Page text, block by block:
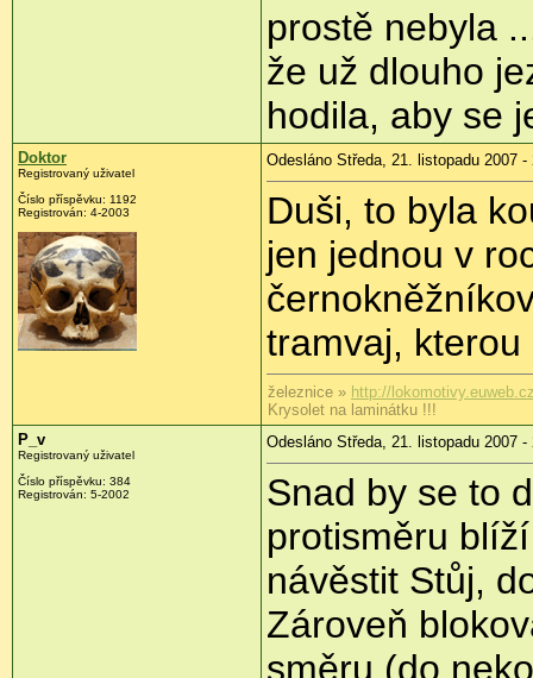
prostě nebyla
že už dlouho
hodila, aby se
Doktor
Registrovaný uživatel
Číslo příspěvku: 1192
Registrován: 4-2003
Odesláno Středa, 21. listopadu 2007 -
Duši, to byla
jen jednou v
tramvaj,
železnice » http://
Krysolet na laminátku !!!
P_v
Registrovaný uživatel
Číslo příspěvku: 384
Registrován: 5-2002
Odesláno Středa, 21. listopadu 2007 -
Snad by se to
protisměru
návěstit Stůj,
Zároveň
směru (do